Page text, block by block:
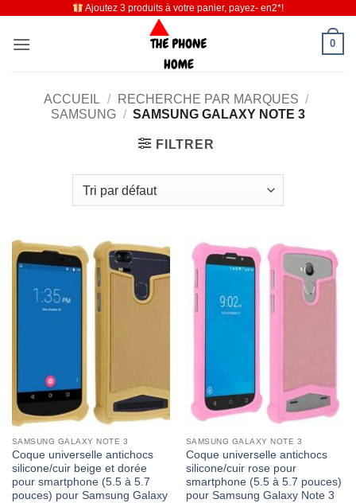
contenu
Ajoutez 3 produits à votre panier, payez- en2*!
0
ACCUEIL / RECHERCHE PAR MARQUES /
SAMSUNG / SAMSUNG GALAXY NOTE 3
FILTRER
SAMSUNG GALAXY NOTE 3
Coque universelle antichocs
silicone/cuir beige et dorée
pour smartphone (5.5 à 5.7
pouces) pour Samsung Galaxy
SAMSUNG GALAXY NOTE 3
Coque universelle antichocs
silicone/cuir rose pour
smartphone (5.5 à 5.7 pouces)
pour Samsung Galaxy Note 3